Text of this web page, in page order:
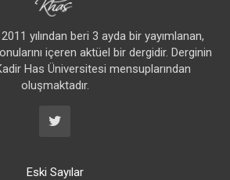
yılından beri 3 ayda bir yayımlanan,
içeren aktüel bir dergidir. Derginin
Has Üniversitesi mensuplarından
oluşmaktadır.
Eski Sayılar